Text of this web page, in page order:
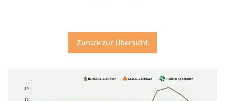
Zurück zur Übersicht